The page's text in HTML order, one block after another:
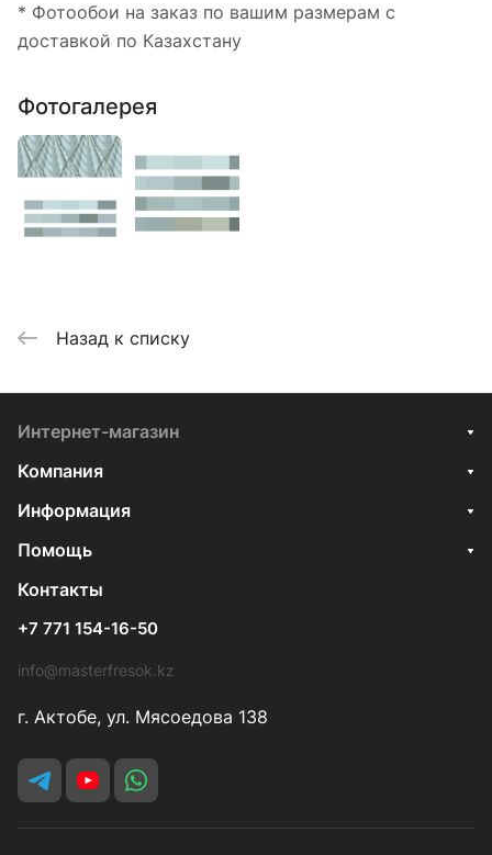
* Фотообои на заказ по вашим размерам с
доставкой по Казахстану
Фотогалерея
Назад к списку
Интернет-магазин
Компания
Информация
Помощь
Контакты
+7 771 154-16-50
info@masterfresok.kz
г. Актобе, ул. Мясоедова 138